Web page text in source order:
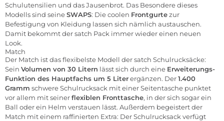
Schulutensilien und das Jausenbrot. Das Besondere dieses
Modells sind seineSWAPS: Die coolen Frontgurtezur
Befestigung von Kleidung lassen sich nämlich austauschen.
Damit bekommt der satch Pack immer wieder einen neuen
Look.
Match
Der Match ist das flexibelste Modell der satch Schulrucksäcke:
Sein Volumen von 30 Litern lässt sich durch eine Erweiterungs-
Funktion des Hauptfachs um 5 Literergänzen. Der1.400
Gramm schwere Schulrucksack mit einer Seitentasche punktet
vor allem mit seinerflexiblen Fronttasche, in der sich sogar ein
Ball oder ein Helm verstauen lässt. Außerdem begeistert der
Match mit einem raffinierten Extra: Der Schulrucksack verfügt